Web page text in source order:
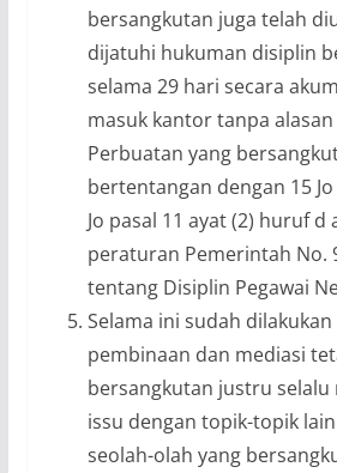
bersangkutan juga telah
dijatuhi hukuman disiplin
selama 29 hari secara
masuk kantor tanpa
Perbuatan yang
bertentangan dengan 15
Jo pasal 11 ayat (2) huruf d
peraturan Pemerintah No.
tentang Disiplin Pegawai
Selama ini sudah dilakukan
pembinaan dan mediasi
bersangkutan justru selalu
issu dengan topik-topik
seolah-olah yang